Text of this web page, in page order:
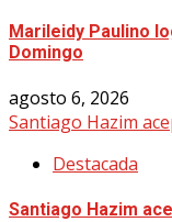
Marileidy Paulino
Domingo
agosto 6, 2026
Santiago Hazim
Destacada
Santiago Hazim